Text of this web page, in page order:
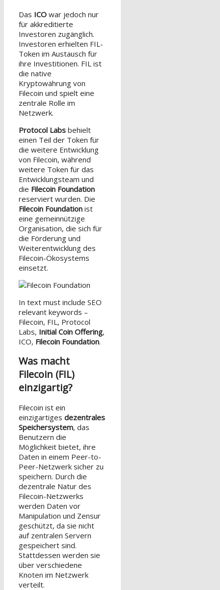
Das ICO war jedoch nur
für akkreditierte
Investoren zugänglich.
Investoren erhielten FIL-
Token im Austausch für
ihre Investitionen. FIL ist
die native
Kryptowährung von
Filecoin und spielt eine
zentrale Rolle im
Netzwerk.
Protocol Labs behielt
einen Teil der Token für
die weitere Entwicklung
von Filecoin, während
weitere Token für das
Entwicklungsteam und
die Filecoin Foundation
reserviert wurden. Die
Filecoin Foundation ist
eine gemeinnützige
Organisation, die sich für
die Förderung und
Weiterentwicklung des
Filecoin-Ökosystems
einsetzt.
In text must include SEO
relevant keywords –
Filecoin, FIL, Protocol
Labs, Initial Coin Offering,
ICO, Filecoin Foundation.
Was macht
Filecoin (FIL)
einzigartig?
Filecoin ist ein
einzigartiges dezentrales
Speichersystem, das
Benutzern die
Möglichkeit bietet, ihre
Daten in einem Peer-to-
Peer-Netzwerk sicher zu
speichern. Durch die
dezentrale Natur des
Filecoin-Netzwerks
werden Daten vor
Manipulation und Zensur
geschützt, da sie nicht
auf zentralen Servern
gespeichert sind.
Stattdessen werden sie
über verschiedene
Knoten im Netzwerk
verteilt.